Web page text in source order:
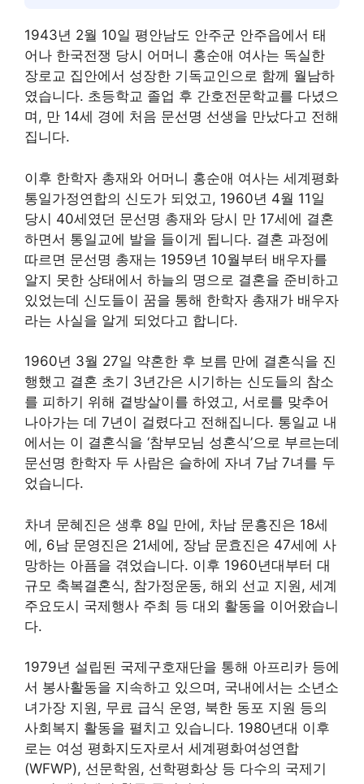
1943년 2월 10일 평안남도 안주군 안주읍에서 태
어나 한국전쟁 당시 어머니 홍순애 여사는 독실한
장로교 집안에서 성장한 기독교인으로 함께 월남하
였습니다. 초등학교 졸업 후 간호전문학교를 다녔으
며, 만 14세 경에 처음 문선명 선생을 만났다고 전해
집니다.
이후 한학자 총재와 어머니 홍순애 여사는 세계평화
통일가정연합의 신도가 되었고, 1960년 4월 11일
당시 40세였던 문선명 총재와 당시 만 17세에 결혼
하면서 통일교에 발을 들이게 됩니다. 결혼 과정에
따르면 문선명 총재는 1959년 10월부터 배우자를
알지 못한 상태에서 하늘의 명으로 결혼을 준비하고
있었는데 신도들이 꿈을 통해 한학자 총재가 배우자
라는 사실을 알게 되었다고 합니다.
1960년 3월 27일 약혼한 후 보름 만에 결혼식을 진
행했고 결혼 초기 3년간은 시기하는 신도들의 참소
를 피하기 위해 곁방살이를 하였고, 서로를 맞추어
나아가는 데 7년이 걸렸다고 전해집니다. 통일교 내
에서는 이 결혼식을 ‘참부모님 성혼식’으로 부르는데
문선명 한학자 두 사람은 슬하에 자녀 7남 7녀를 두
었습니다.
차녀 문혜진은 생후 8일 만에, 차남 문흥진은 18세
에, 6남 문영진은 21세에, 장남 문효진은 47세에 사
망하는 아픔을 겪었습니다. 이후 1960년대부터 대
규모 축복결혼식, 참가정운동, 해외 선교 지원, 세계
주요도시 국제행사 주최 등 대외 활동을 이어왔습니
다.
1979년 설립된 국제구호재단을 통해 아프리카 등에
서 봉사활동을 지속하고 있으며, 국내에서는 소년소
녀가장 지원, 무료 급식 운영, 북한 동포 지원 등의
사회복지 활동을 펼치고 있습니다. 1980년대 이후
로는 여성 평화지도자로서 세계평화여성연합
(WFWP), 선문학원, 선학평화상 등 다수의 국제기